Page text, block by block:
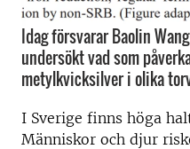
Idag försvarar Baolin
undersökt vad som
metylkvicksilver i olika
I Sverige finns höga
Människor och djur